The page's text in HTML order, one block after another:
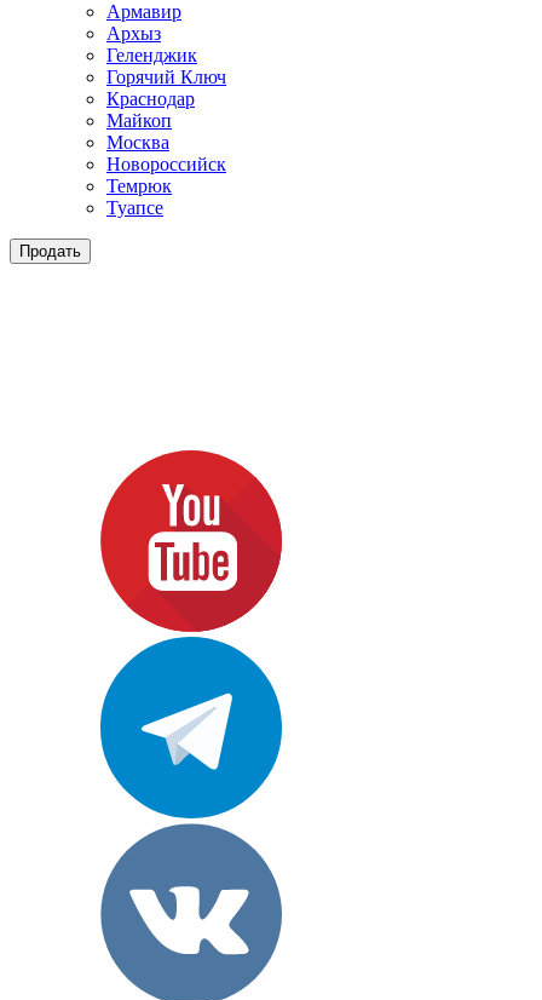
Армавир
Архыз
Геленджик
Горячий Ключ
Краснодар
Майкоп
Москва
Новороссийск
Темрюк
Туапсе
Продать